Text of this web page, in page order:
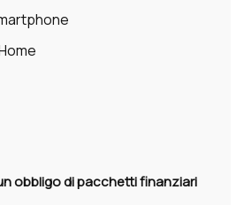
obbligo di pacchetti finanziari